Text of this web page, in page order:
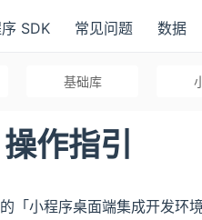
基础库
SDK 常见问题 数据
作指引
「小程序桌面端集成开发环